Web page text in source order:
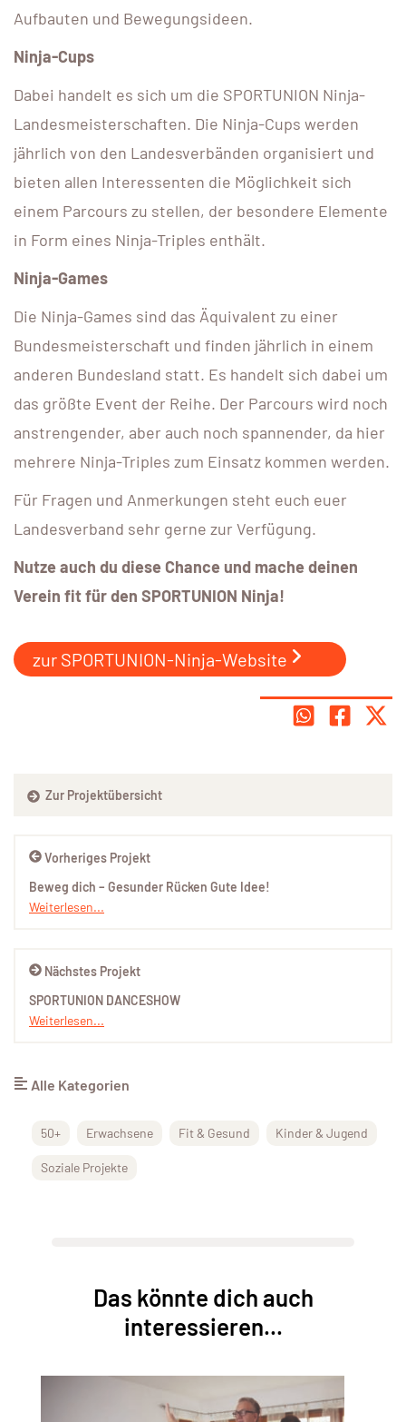
Aufbauten und Bewegungsideen.
Ninja-Cups
Dabei handelt es sich um die SPORTUNION Ninja-
Landesmeisterschaften. Die Ninja-Cups werden
jährlich von den Landesverbänden organisiert und
bieten allen Interessenten die Möglichkeit sich
einem Parcours zu stellen, der besondere Elemente
in Form eines Ninja-Triples enthält.
Ninja-Games
Die Ninja-Games sind das Äquivalent zu einer
Bundesmeisterschaft und finden jährlich in einem
anderen Bundesland statt. Es handelt sich dabei um
das größte Event der Reihe. Der Parcours wird noch
anstrengender, aber auch noch spannender, da hier
mehrere Ninja-Triples zum Einsatz kommen werden.
Für Fragen und Anmerkungen steht euch euer
Landesverband sehr gerne zur Verfügung.
Nutze auch du diese Chance und mache deinen
Verein fit für den SPORTUNION Ninja!
zur SPORTUNION-Ninja-Website
Zur Projektübersicht
Nächstes Projekt
SPORTUNION DANCESHOW
Weiterlesen...
Vorheriges Projekt
Beweg dich – Gesunder Rücken Gute Idee!
Weiterlesen...
Alle Kategorien
50+ Erwachsene Fit & Gesund Kinder & Jugend
Soziale Projekte
Das könnte dich auch
interessieren...